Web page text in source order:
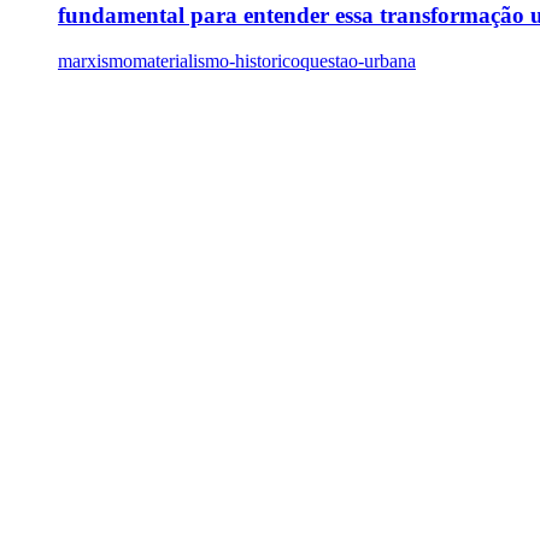
fundamental para entender essa transformação
marxismomaterialismo-historicoquestao-urbana